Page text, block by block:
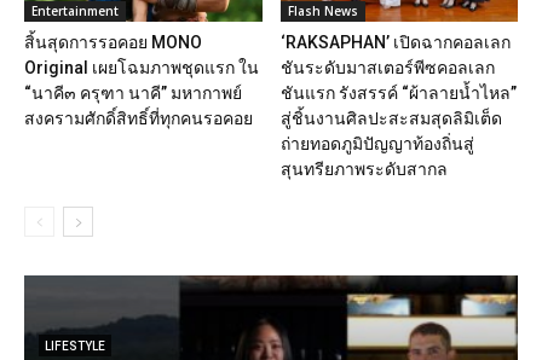
Entertainment
สิ้นสุดการรอคอย MONO
Original เผยโฉมภาพชุดแรก ใน
“นาคี๓ ครุฑา นาคี” มหากาพย์
สงครามศักดิ์สิทธิ์ที่ทุกคนรอคอย
Flash News
‘RAKSAPHAN’ เปิดฉากคอลเลก
ชันระดับมาสเตอร์พีซคอลเลก
ชันแรก รังสรรค์ “ผ้าลายน้ำไหล”
สู่ชิ้นงานศิลปะสะสมสุดลิมิเต็ด
ถ่ายทอดภูมิปัญญาท้องถิ่นสู่
สุนทรียภาพระดับสากล
LIFESTYLE